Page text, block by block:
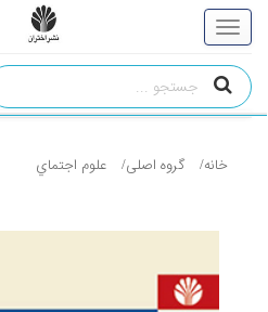
خانه گروه اصلی علوم اجتماي